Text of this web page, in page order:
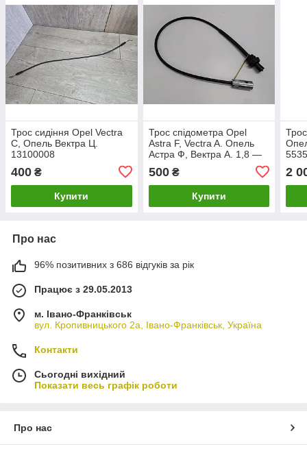
Трос сидіння Opel Vectra
C, Опель Вектра Ц.
13100008
400 ₴
Купити
Трос спідометра Opel
Astra F, Vectra A. Опель
Астра Ф, Вектра А. 1,8 —
500₴
Купити
2
Про нас
96% позитивних з 686 відгуків за рік
Працює з 29.05.2013
м. Івано-Франківськ
вул. Кропивницького 2а, Івано-Франківськ, Україна
Контакти
Сьогодні вихідний
Показати весь графік роботи
Про нас